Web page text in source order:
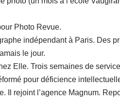
Photo Revue.
indépendant à Paris. Des
le jour.
Elle. Trois semaines de
pour déficience
Il rejoint l’agence Magnum.